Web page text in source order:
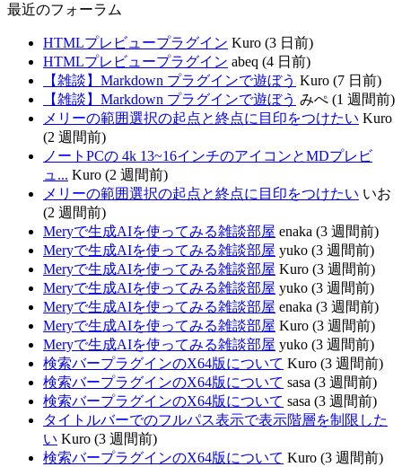
最近のフォーラム
HTMLプレビュープラグイン Kuro (3 日前)
HTMLプレビュープラグイン abeq (4 日前)
【雑談】Markdown プラグインで遊ぼう Kuro (7 日前)
【雑談】Markdown プラグインで遊ぼう みぺ (1 週間前)
メリーの範囲選択の起点と終点に目印をつけたい Kuro
(2 週間前)
ノートPCの 4k 13~16インチのアイコンとMDプレビ
ュ... Kuro (2 週間前)
メリーの範囲選択の起点と終点に目印をつけたい いお
(2 週間前)
Meryで生成AIを使ってみる雑談部屋 enaka (3 週間前)
Meryで生成AIを使ってみる雑談部屋 yuko (3 週間前)
Meryで生成AIを使ってみる雑談部屋 Kuro (3 週間前)
Meryで生成AIを使ってみる雑談部屋 yuko (3 週間前)
Meryで生成AIを使ってみる雑談部屋 enaka (3 週間前)
Meryで生成AIを使ってみる雑談部屋 Kuro (3 週間前)
Meryで生成AIを使ってみる雑談部屋 yuko (3 週間前)
検索バープラグインのX64版について Kuro (3 週間前)
検索バープラグインのX64版について sasa (3 週間前)
検索バープラグインのX64版について sasa (3 週間前)
タイトルバーでのフルパス表示で表示階層を制限した
い Kuro (3 週間前)
検索バープラグインのX64版について Kuro (3 週間前)